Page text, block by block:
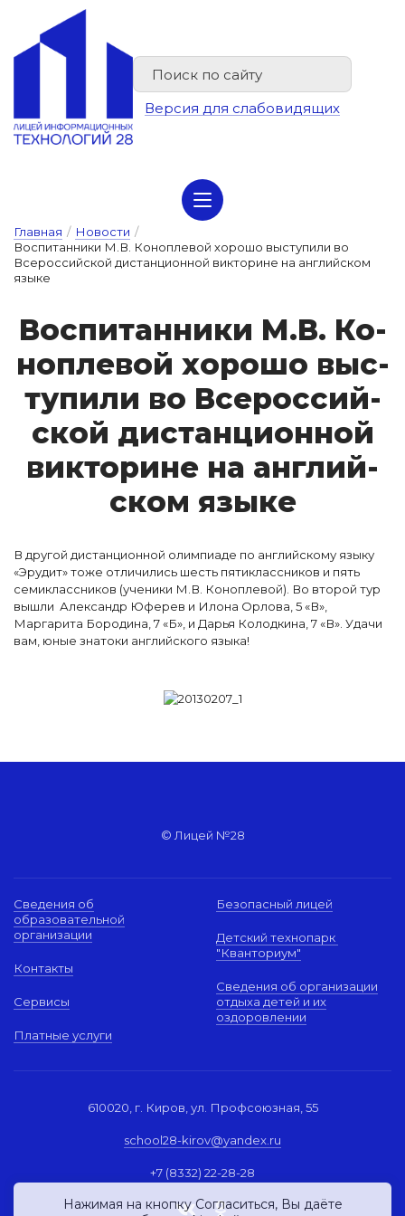
Версия для слабовидящих
Главная / Новости /
Воспитанники М.В. Коноплевой хорошо выступили во
Всероссийской дистанционной викторине на английском
языке
Вос­пи­тан­ни­ки М.В. Ко­
ноп­ле­вой хо­ро­шо выс­
ту­пи­ли во Все­рос­сий­
ской дис­танци­он­ной
вик­то­ри­не на ан­глий­
ском я­зы­ке
В другой дистанционной олимпиаде по английскому языку
«Эрудит» тоже отличились шесть пятиклассников и пять
семиклассников (ученики М.В. Коноплевой). Во второй тур
вышли Александр Юферев и Илона Орлова, 5 «В»,
Маргарита Бородина, 7 «Б», и Дарья Колодкина, 7 «В». Удачи
вам, юные знатоки английского языка!
© Лицей №28
Сведения об
образовательной
организации
Контакты
Сервисы
Платные услуги
Безопасный лицей
Детский технопарк
"Кванториум"
Сведения об организации
отдыха детей и их
оздоровлении
610020, г. Киров, ул. Профсоюзная, 55
school28-kirov@yandex.ru
+7 (8332) 22-28-28
Нажимая на кнопку Согласиться, Вы даёте